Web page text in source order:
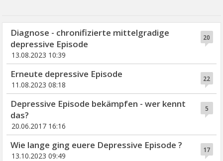
20
Diagnose - chronifizierte mittelgradige
depressive Episode
13.08.2023 10:39
22
Erneute depressive Episode
11.08.2023 08:18
5
Depressive Episode bekämpfen - wer kennt
das?
20.06.2017 16:16
17
Wie lange ging euere Depressive Episode ?
13.10.2023 09:49